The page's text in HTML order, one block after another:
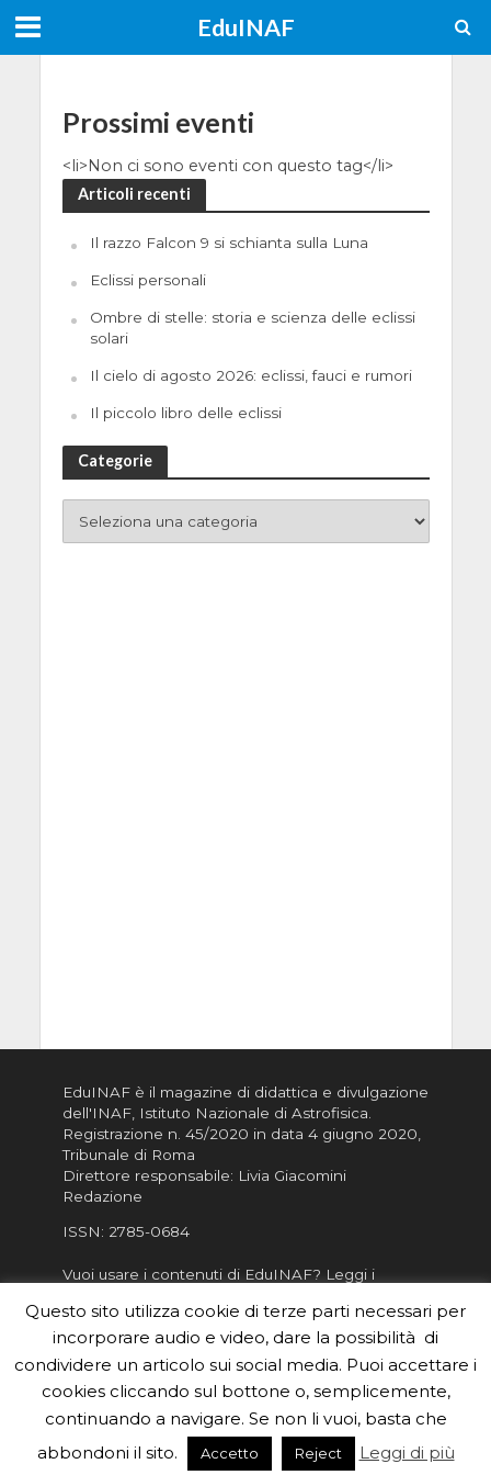
EduINAF
Prossimi eventi
<li>Non ci sono eventi con questo tag</li>
Articoli recenti
Il razzo Falcon 9 si schianta sulla Luna
Eclissi personali
Ombre di stelle: storia e scienza delle eclissi
solari
Il cielo di agosto 2026: eclissi, fauci e rumori
Il piccolo libro delle eclissi
Categorie
EduINAF è il magazine di didattica e divulgazione
dell'INAF, Istituto Nazionale di Astrofisica
Registrazione n. 45/2020 in data 4 giugno 2020,
Tribunale di Roma
Direttore responsabile: Livia Giacomini
Redazione
ISSN: 2785-0684
Vuoi usare i contenuti di EduINAF? Leggi i
Informativa sulla Privacy
Informatva sui Cookie
Per la rubrica de l'Astronomo risponde, per
inviarci le tue foto o i tuoi contributi, scrivici a
redazione.edu [chiocciola] inaf.it oppure
il form
Questo sito utilizza cookie di terze parti necessari per
incorporare audio e video, dare la possibilità di
condividere un articolo sui social media. Puoi accettare i
cookies cliccando sul bottone o, semplicemente,
continuando a navigare. Se non li vuoi, basta che
abbondoni il sito.
Accetto Reject Leggi di più